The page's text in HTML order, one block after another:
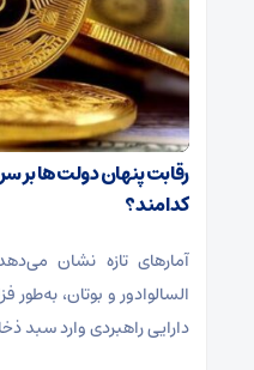
کدامند؟
آمارهای تازه نشان
السالوادور و بوتان،
دارایی راهبردی وارد سبد